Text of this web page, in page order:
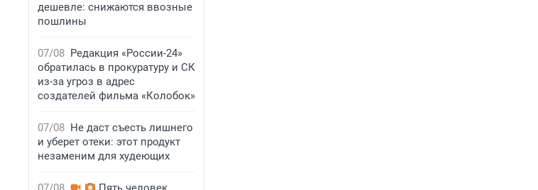
дешевле: снижаются ввозные
пошлины
07/08 Редакция «России-24»
обратилась в прокуратуру и СК
из-за угроз в адрес
создателей фильма «Колобок»
07/08 Не даст съесть лишнего
и уберет отеки: этот продукт
незаменим для худеющих